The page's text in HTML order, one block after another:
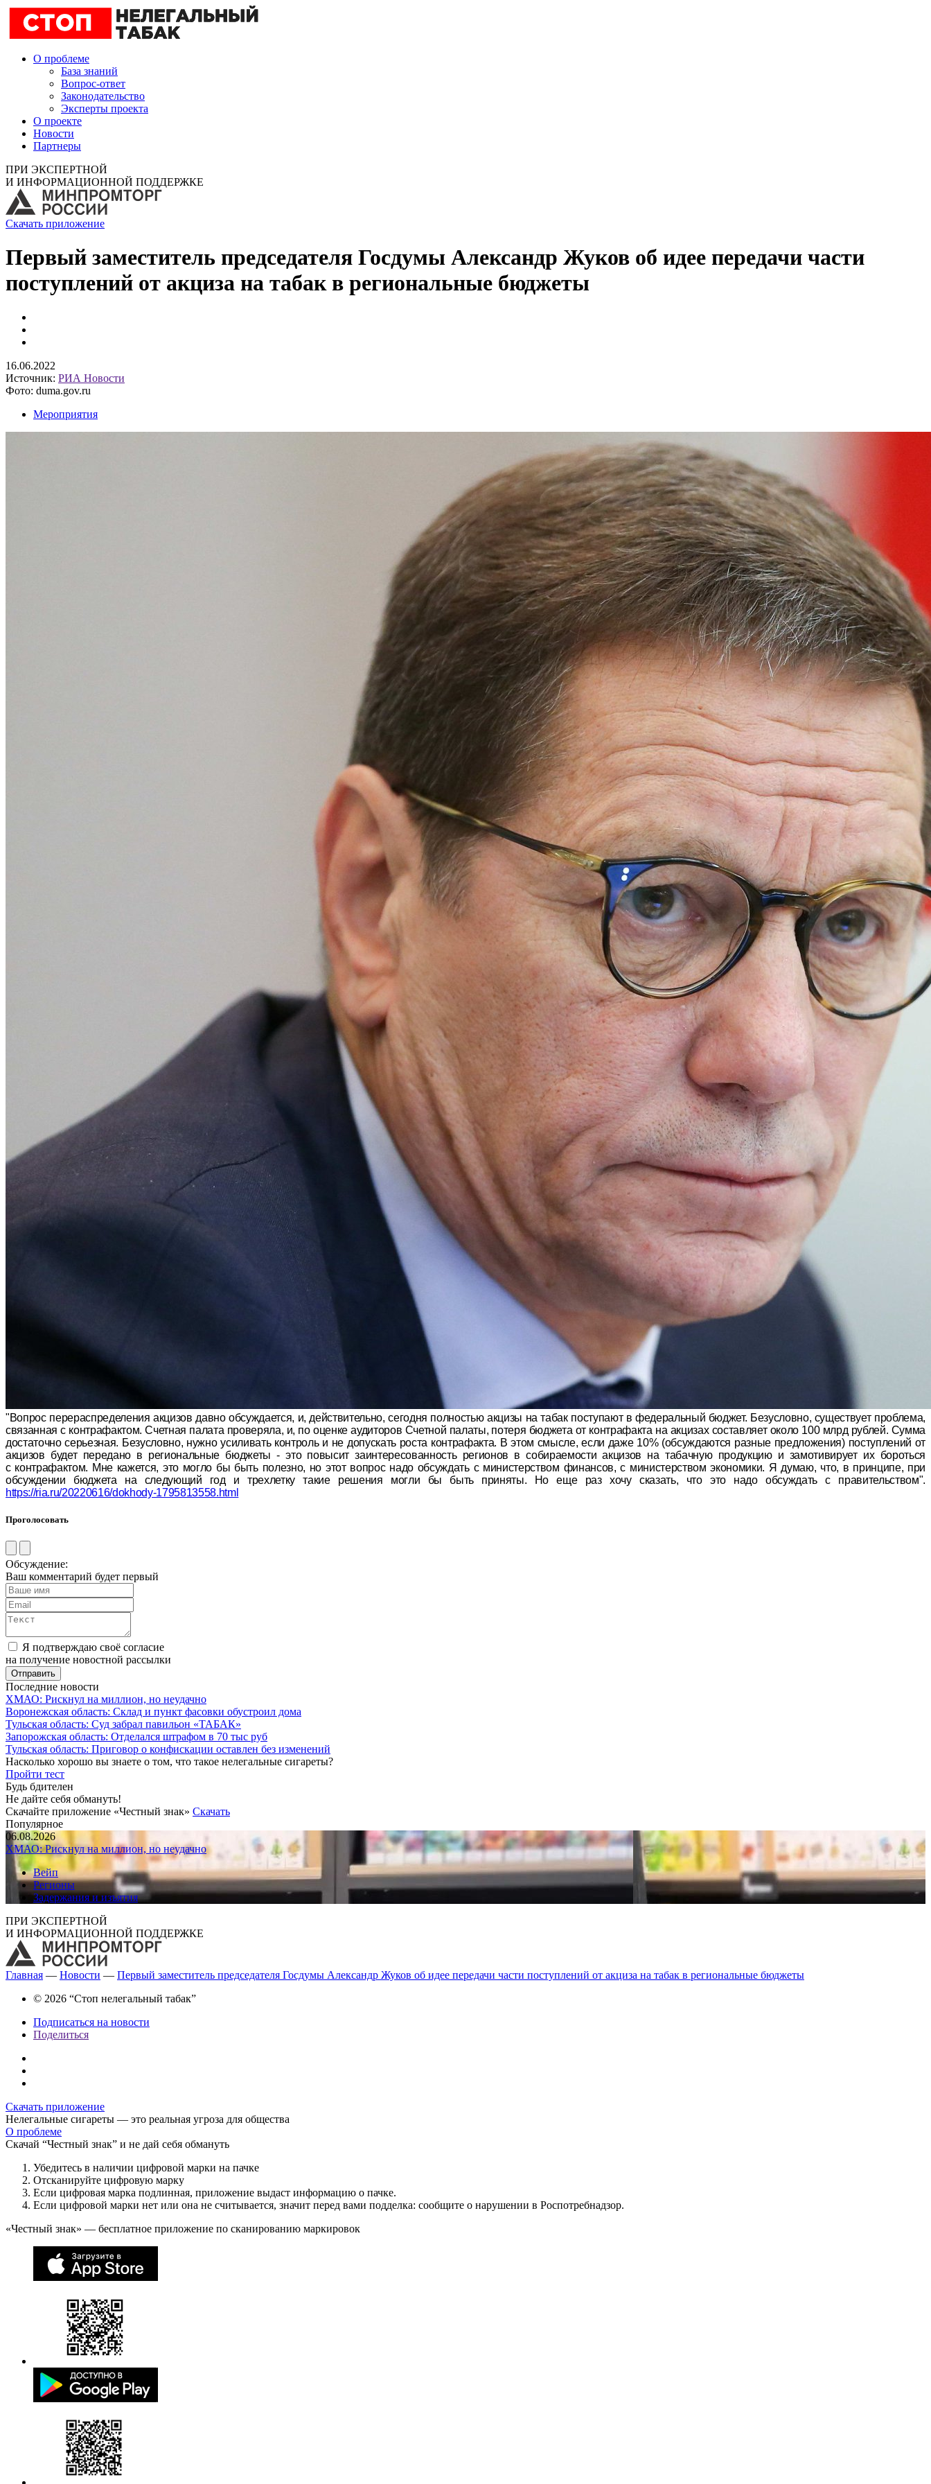
О проблеме
База знаний
Вопрос-ответ
Законодательство
Эксперты проекта
О проекте
Новости
Партнеры
ПРИ ЭКСПЕРТНОЙ
И ИНФОРМАЦИОННОЙ ПОДДЕРЖКЕ
Скачать приложение
Первый заместитель председателя Госдумы Александр Жуков об идее передачи части
поступлений от акциза на табак в региональные бюджеты
16.06.2022
Источник: РИА Новости
Фото: duma.gov.ru
Мероприятия
"Вопрос перераспределения акцизов давно обсуждается, и, действительно, сегодня полностью акцизы на табак поступают в федеральный бюджет. Безусловно, существует проблема,
связанная с контрафактом. Счетная палата проверяла, и, по оценке аудиторов Счетной палаты, потеря бюджета от контрафакта на акцизах составляет около 100 млрд рублей. Сумма
достаточно серьезная. Безусловно, нужно усиливать контроль и не допускать роста контрафакта. В этом смысле, если даже 10% (обсуждаются разные предложения) поступлений от
акцизов будет передано в региональные бюджеты - это повысит заинтересованность регионов в собираемости акцизов на табачную продукцию и замотивирует их бороться
с контрафактом. Мне кажется, это могло бы быть полезно, но этот вопрос надо обсуждать с министерством финансов, с министерством экономики. Я думаю, что, в принципе, при
обсуждении бюджета на следующий год и трехлетку такие решения могли бы быть приняты. Но еще раз хочу сказать, что это надо обсуждать с правительством".
https://ria.ru/20220616/dokhody-1795813558.html
Проголосовать
Обсуждение:
Ваш комментарий будет первый
Я подтверждаю своё согласие
на получение новостной рассылки
Последние новости
ХМАО: Рискнул на миллион, но неудачно
Воронежская область: Склад и пункт фасовки обустроил дома
Тульская область: Суд забрал павильон «ТАБАК»
Запорожская область: Отделался штрафом в 70 тыс руб
Тульская область: Приговор о конфискации оставлен без изменений
Насколько хорошо вы знаете о том, что такое нелегальные сигареты?
Пройти тест
Будь бдителен
Не дайте себя обмануть!
Скачайте приложение «Честный знак» Скачать
Популярное
06.08.2026
ХМАО: Рискнул на миллион, но неудачно
Вейп
Регионы
Задержания и изъятия
ПРИ ЭКСПЕРТНОЙ
И ИНФОРМАЦИОННОЙ ПОДДЕРЖКЕ
Главная — Новости — Первый заместитель председателя Госдумы Александр Жуков об идее передачи части поступлений от акциза на табак в региональные бюджеты
© 2026 “Стоп нелегальный табак”
Подписаться на новости
Поделиться
Скачать приложение
Нелегальные сигареты — это реальная угроза для общества
О проблеме
Скачай “Честный знак” и не дай себя обмануть
Убедитесь в наличии цифровой марки на пачке
Отсканируйте цифровую марку
Если цифровая марка подлинная, приложение выдаст информацию о пачке.
Если цифровой марки нет или она не считывается, значит перед вами подделка: сообщите о нарушении в Роспотребнадзор.
«Честный знак» — бесплатное приложение по сканированию маркировок